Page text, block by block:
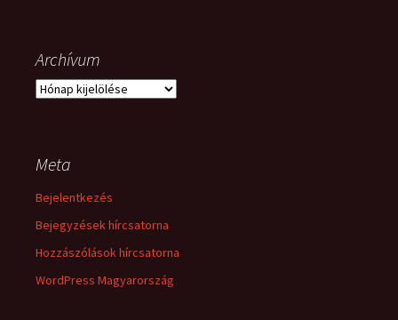
Archívum
Archívum
Meta
Bejelentkezés
Bejegyzések hírcsatorna
Hozzászólások hírcsatorna
WordPress Magyarország